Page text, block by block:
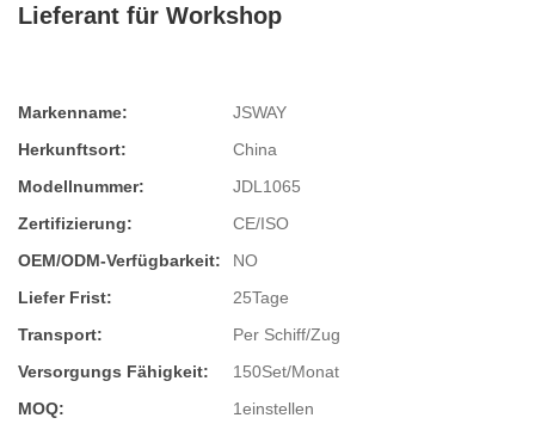
Lieferant für Workshop
Markenname:
JSWAY
Herkunftsort:
China
Modellnummer:
JDL1065
Zertifizierung:
CE/ISO
OEM/ODM-Verfügbarkeit:
NO
Liefer Frist:
25Tage
Transport:
Per Schiff/Zug
Versorgungs Fähigkeit:
150Set/Monat
MOQ:
1einstellen